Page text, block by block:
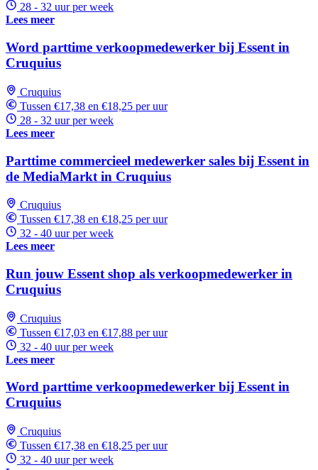
28 - 32 uur per week
Lees meer
Word parttime verkoopmedewerker bij Essent in
Cruquius
Cruquius
Tussen €17,38 en €18,25 per uur
28 - 32 uur per week
Lees meer
Parttime commercieel medewerker sales bij Essent in
de MediaMarkt in Cruquius
Cruquius
Tussen €17,38 en €18,25 per uur
32 - 40 uur per week
Lees meer
Run jouw Essent shop als verkoopmedewerker in
Cruquius
Cruquius
Tussen €17,03 en €17,88 per uur
32 - 40 uur per week
Lees meer
Word parttime verkoopmedewerker bij Essent in
Cruquius
Cruquius
Tussen €17,38 en €18,25 per uur
32 - 40 uur per week